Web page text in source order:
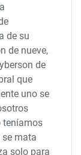
de su
de nueve,
de
que
uno se
teníamos
mata
solo para